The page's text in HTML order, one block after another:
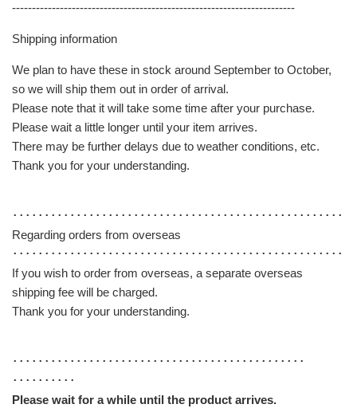
-----------------------------------------------------------------------
Shipping information
We plan to have these in stock around September to October,
so we will ship them out in order of arrival.
Please note that it will take some time after your purchase.
Please wait a little longer until your item arrives.
There may be further delays due to weather conditions, etc.
Thank you for your understanding.
･････････････････････････････････････････････････････
Regarding orders from overseas
･････････････････････････････････････････････････････
If you wish to order from overseas, a separate overseas
shipping fee will be charged.
Thank you for your understanding.
･･････････････････････････････････････････････
･･････････
Please wait for a while until the product arrives.